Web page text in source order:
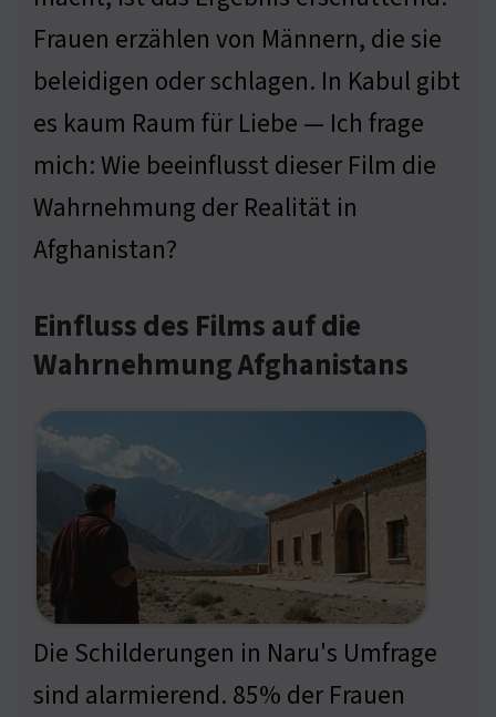
Frauen erzählen von Männern, die sie
beleidigen oder schlagen. In Kabul gibt
es kaum Raum für Liebe — Ich frage
mich: Wie beeinflusst dieser Film die
Wahrnehmung der Realität in
Afghanistan?
Einfluss des Films auf die
Wahrnehmung Afghanistans
Die Schilderungen in Naru's Umfrage
sind alarmierend. 85% der Frauen